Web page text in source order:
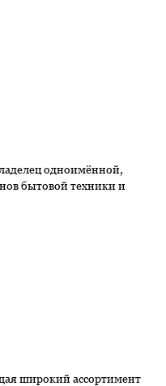
одноимённой,
бытовой техники и
широкий ассортимент